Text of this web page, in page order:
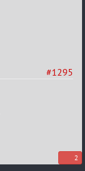
#1295
2